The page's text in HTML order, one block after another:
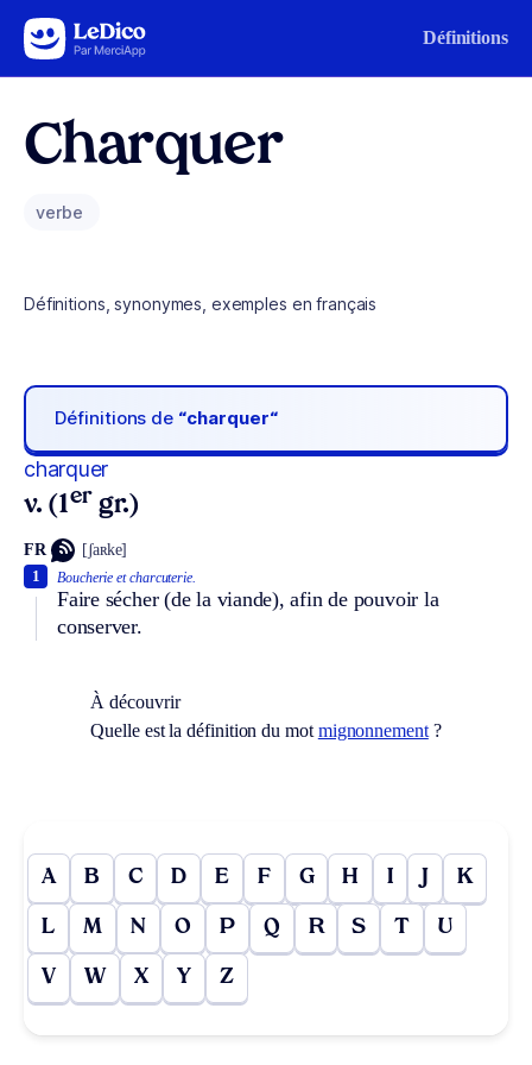
Aller au contenu Définitions
Charquer
verbe
Définitions, synonymes, exemples en français
Définitions de “charquer“
charquer
v. (1er gr.)
FR [ʃaʀke]
Boucherie et charcuterie.
Faire sécher (de la viande), afin de pouvoir la
conserver.
1
À découvrir
Quelle est la définition du mot mignonnement?
A B C D E F G H I J K
L M N O P Q R S T U
V W X Y Z